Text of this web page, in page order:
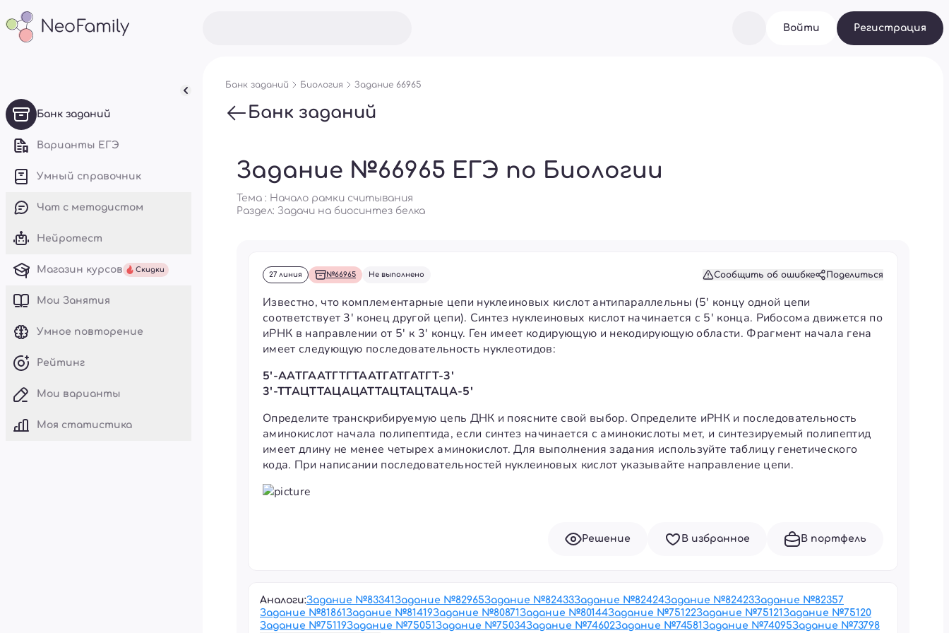
Банк заданий
Варианты ЕГЭ
Умный справочник
Чат с методистом
Нейротест
Магазин курсов Скидки
Mои Занятия
Умное повторение
Рейтинг
Мои варианты
Моя статистика
Войти Регистрация
Банк заданий Биология Задание 66965
Банк заданий
Задание №66965 ЕГЭ по Биологии
Тема : Начало рамки считывания
Раздел: Задачи на биосинтез белка
27 линия №66965 Не выполнено Сообщить об ошибке Поделиться
Известно, что комплементарные цепи нуклеиновых кислот антипараллельны (5' концу одной цепи
соответствует 3' конец другой цепи). Синтез нуклеиновых кислот начинается с 5' конца. Рибосома движется по
иРНК в направлении от 5' к 3' концу. Ген имеет кодирующую и некодирующую области. Фрагмент начала гена
имеет следующую последовательность нуклеотидов:
5'-ААТГААТГТГТААТГАТГАТГТ-3'
3'-ТТАЦТТАЦАЦАТТАЦТАЦТАЦА-5'
Определите транскрибируемую цепь ДНК и поясните свой выбор. Определите иРНК и последовательность
аминокислот начала полипептида, если синтез начинается с аминокислоты мет, и синтезируемый полипептид
имеет длину не менее четырех аминокислот. Для выполнения задания используйте таблицу генетического
кода. При написании последовательностей нуклеиновых кислот указывайте направление цепи.
Решение В избранное В портфель
Аналоги:Задание №83341Задание №82965Задание №82433Задание №82424Задание №82423Задание №82357
Задание №81861Задание №81419Задание №80871Задание №80144Задание №75122Задание №75121Задание №75120
Задание №75119Задание №75051Задание №75034Задание №74602Задание №74581Задание №74095Задание №73798